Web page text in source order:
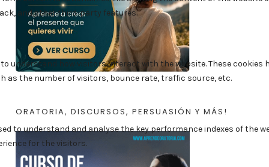
ORATORIA, DISCURSOS, PERSUASIÓN Y MÁS!